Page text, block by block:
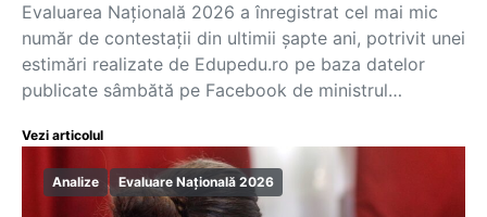
Evaluarea Națională 2026 a înregistrat cel mai mic
număr de contestații din ultimii șapte ani, potrivit unei
estimări realizate de Edupedu.ro pe baza datelor
publicate sâmbătă pe Facebook de ministrul…
Vezi articolul
Analize Evaluare Națională 2026